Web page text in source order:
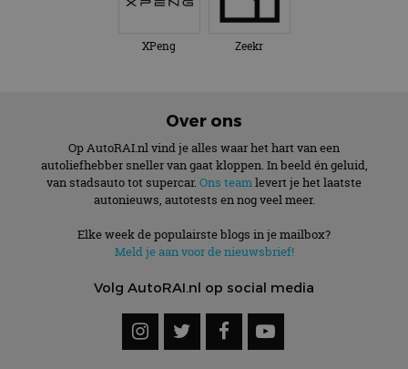
XPeng Zeekr
Over ons
Op AutoRAI.nl vind je alles waar het hart van een
autoliefhebber sneller van gaat kloppen. In beeld én geluid,
van stadsauto tot supercar. Ons teamlevert je het laatste
autonieuws, autotests en nog veel meer.
Elke week de populairste blogs in je mailbox?
Meld je aan voor de nieuwsbrief!
Volg AutoRAI.nl op social media